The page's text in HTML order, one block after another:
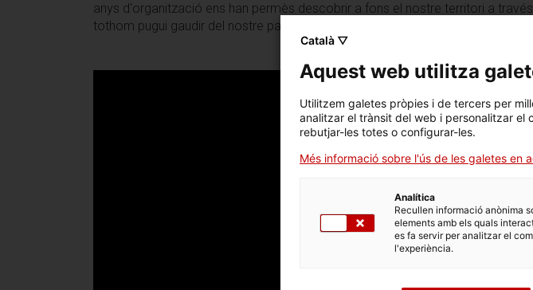
anys d'organització ens han permès descobrir a fons el nostre territori a
tothom pugui gaudir del nostre patrimoni.
Català ▽
Aquest web utilitza
Utilitzem galetes pròpies i de tercers per
analitzar el trànsit del web i personalitzar el
rebutjar-les totes o configurar-les.
Més informació sobre l'ús de les galetes en
Analítica
Recullen informació anònima
elements amb els quals
es fa servir per analitzar el
l'experiència.